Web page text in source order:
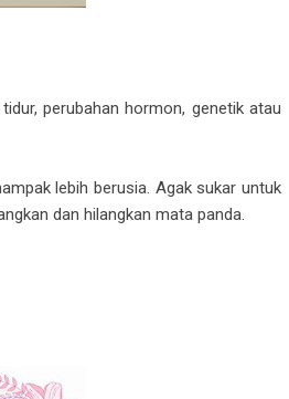
perubahan hormon, genetik atau
lebih berusia. Agak sukar untuk
dan hilangkan mata panda.